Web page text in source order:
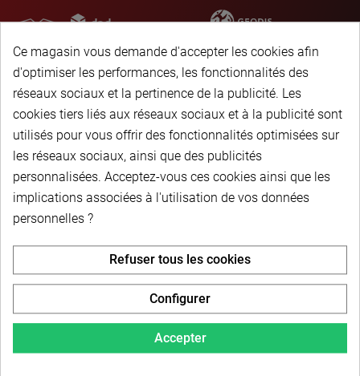
Newsletter
Pour recevoir notre
newsletter, nous vous
invitons à créer votre espace
client (cliquez sur « Compte »
en haut à droite de la page) et
cliquer sur « oui » pour vous
Ce magasin vous demande d'accepter les cookies afin
d'optimiser les performances, les fonctionnalités des
réseaux sociaux et la pertinence de la publicité. Les
cookies tiers liés aux réseaux sociaux et à la publicité sont
utilisés pour vous offrir des fonctionnalités optimisées sur
les réseaux sociaux, ainsi que des publicités
personnalisées. Acceptez-vous ces cookies ainsi que les
implications associées à l'utilisation de vos données
personnelles ?
Accepter
Refuser tous les cookies
Configurer